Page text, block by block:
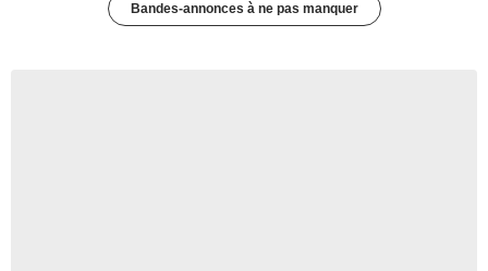
Bandes-annonces à ne pas manquer